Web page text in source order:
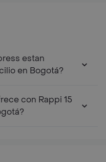
estan
en Bogotá?
con Rappi 15